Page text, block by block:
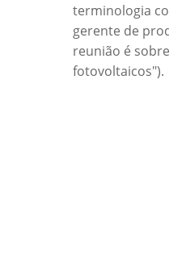
terminologia
gerente de
reunião é
fotovoltaicos").